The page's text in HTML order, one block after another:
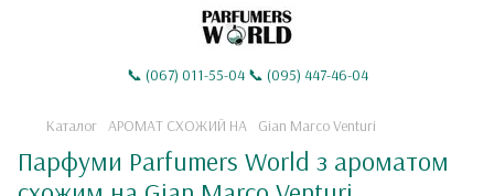
📞 (067) 011-55-04 📞 (095) 447-46-04
Каталог АРОМАТ СХОЖИЙ НА Gian Marco Venturi
Парфуми Parfumers World з ароматом